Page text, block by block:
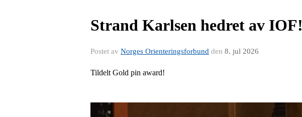
Strand Karlsen hedret av IOF!
Postet av Norges Orienteringsforbund den 8. jul 2026
Tildelt Gold pin award!